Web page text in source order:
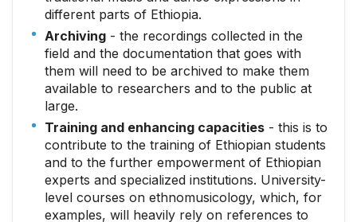
different parts of Ethiopia.
Archiving - the recordings collected in the
field and the documentation that goes with
them will need to be archived to make them
available to researchers and to the public at
large.
Training and enhancing capacities - this is to
contribute to the training of Ethiopian students
and to the further empowerment of Ethiopian
experts and specialized institutions. University-
level courses on ethnomusicology, which, for
examples, will heavily rely on references to